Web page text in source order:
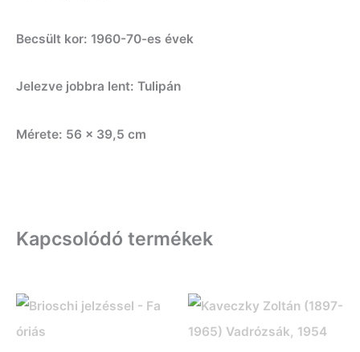
Becsült kor: 1960-70-es évek
Jelezve jobbra lent: Tulipán
Mérete: 56 x 39,5 cm
Kapcsolódó termékek